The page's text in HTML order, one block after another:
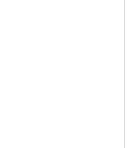
bem
sair